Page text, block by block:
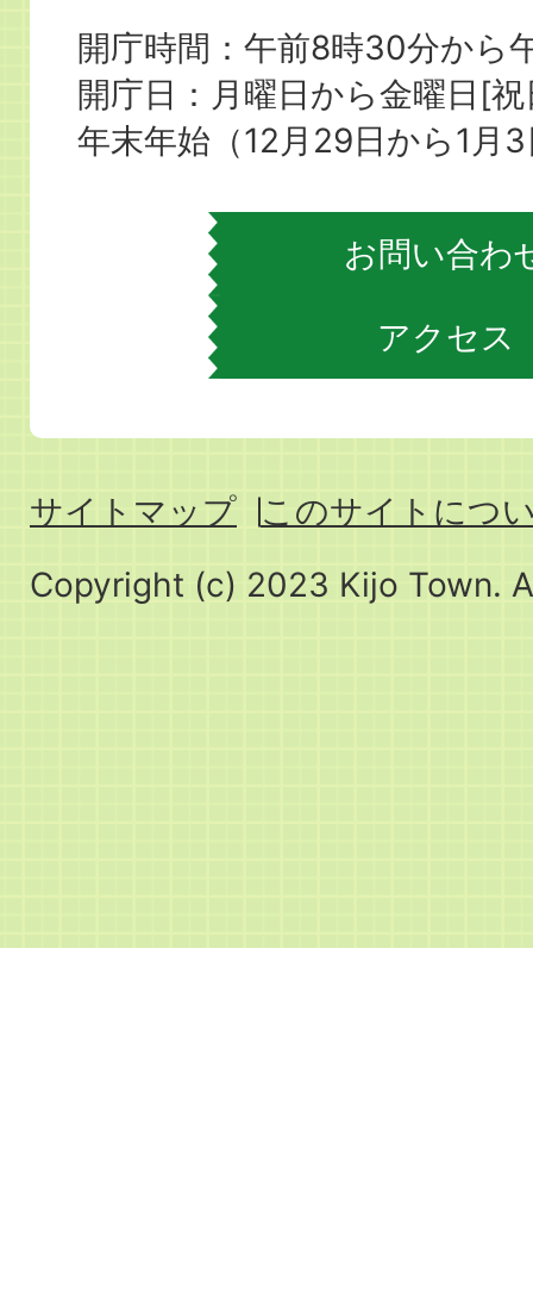
町
役
場
開庁時間：午前8時30分から
開庁日：月曜日から金曜日[
年末年始（12月29日から1月
お問い合わ
アクセス
サイトマップ
このサイトにつ
Copyright (c) 2023 Kijo Town.